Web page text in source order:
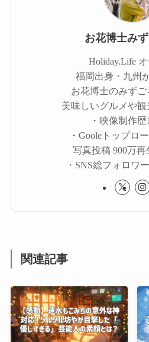
お花博士み
Holiday.Life
福岡出身・九州
お花博士のみずご
美味しいグルメや
・映像制作歴
・Gooleトップロ
写真投稿 900万再
・SNS総フォロワ
関連記事